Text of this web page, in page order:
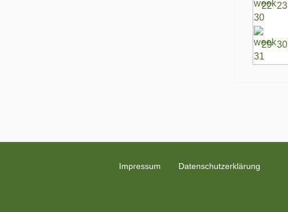
22 23
29 30
Impressum Datenschutzerklärung